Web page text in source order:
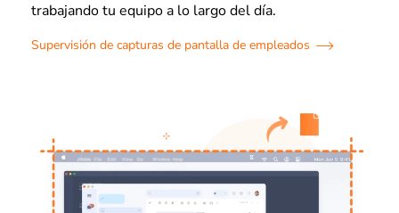
trabajando tu equipo a lo largo del día.
Supervisión de capturas de pantalla de empleados